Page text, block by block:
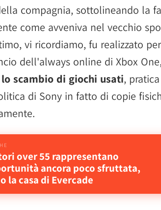
compagnia, sottolineando la
come avveniva nel vecchio
vi ricordiamo, fu realizzato
dell'always online di Xbox
scambio di giochi usati,
di Sony in fatto di copie
over 55 rappresentano
ancora poco sfruttata,
la casa di Evercade